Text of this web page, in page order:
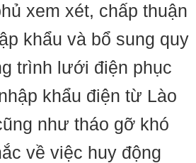
xem xét, chấp thuận
khẩu và bổ sung quy
trình lưới điện phục
khẩu điện từ Lào
như tháo gỡ khó
về việc huy động